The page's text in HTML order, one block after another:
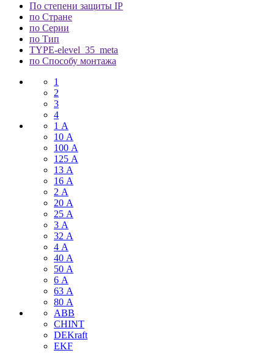
По степени защиты IP
по Стране
по Серии
по Тип
TYPE-elevel_35_meta
по Способу монтажа
1
2
3
4
1 А
10 А
100 А
125 А
13 А
16 А
2 А
20 А
25 А
3 А
32 А
4 А
40 А
50 А
6 А
63 А
80 А
ABB
CHINT
DEKraft
EKF